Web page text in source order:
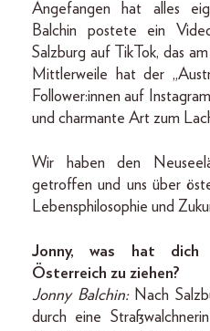
Angefangen hat alles
Balchin postete ein
Salzburg auf TikTok, das
Mittlerweile hat der
Follower:innen auf
und charmante Art zum
Wir haben den
getroffen und uns über
Lebensphilosophie und
Jonny, was hat dich
Österreich zu ziehen?
Jonny Balchin:Nach
durch eine